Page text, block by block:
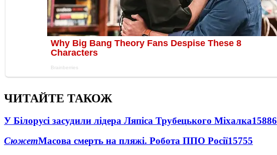
ЧИТАЙТЕ ТАКОЖ
У Білорусі засудили лідера Ляпіса Трубецького Міхалка15886
СюжетМасова смерть на пляжі. Робота ППО Росії15755